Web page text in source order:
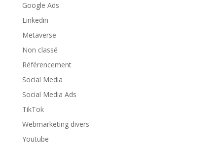
Google Ads
Linkedin
Metaverse
Non classé
Référencement
Social Media
Social Media Ads
TikTok
Webmarketing divers
Youtube